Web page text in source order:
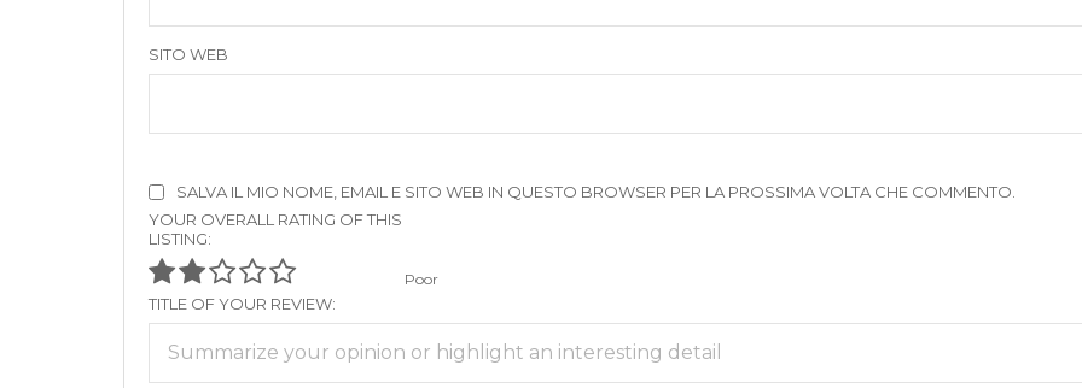
SITO WEB
SALVA IL MIO NOME, EMAIL E SITO WEB IN QUESTO BROWSER PER LA PROSSIMA VOLTA CHE COMMENTO.
YOUR OVERALL RATING OF THIS
LISTING:
Poor
TITLE OF YOUR REVIEW: